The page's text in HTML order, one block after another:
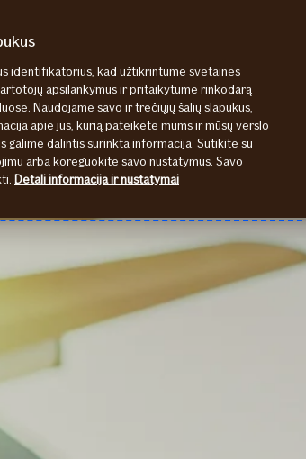
biuruose bei el. paštu. Telefonu
Jeigu Jums reikia pagalbos kelyje ar
susisieksime. Apgailestaujame dėl laikinų
identifikatorius, kad užtikrintume svetainės
apsilankymus ir pritaikytume rinkodarą
Naudojame savo ir trečiųjų šalių slapukus,
apie jus, kurią pateikėte mums ir mūsų verslo
galime dalintis surinkta informacija. Sutikite su
arba koreguokite savo nustatymus. Savo
Detali informacija ir nustatymai